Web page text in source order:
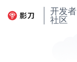
开发者
社区